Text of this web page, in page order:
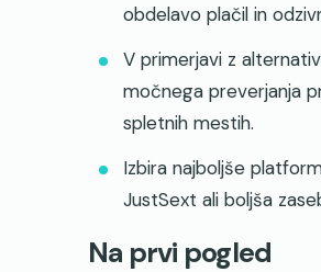
obdelavo plačil in
V primerjavi z
močnega preverjanja
spletnih mestih.
Izbira najboljše
JustSext ali boljša
Na prvi pogled